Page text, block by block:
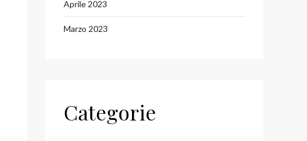
Aprile 2023
Marzo 2023
Categorie